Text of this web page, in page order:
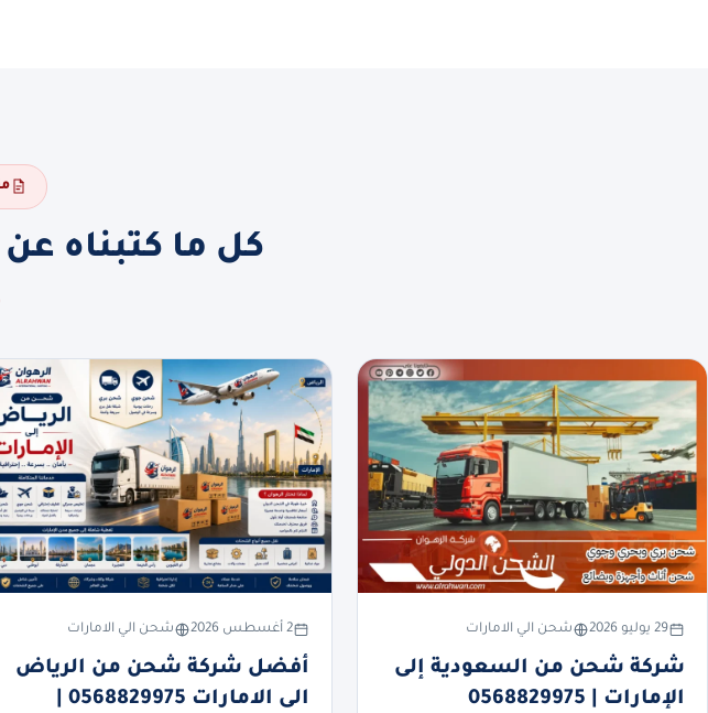
كل ما كتبناه
29 يوليو 2026 شحن الي الامارات
شركة شحن من السعودية إلى
الإمارات | 0568829975
2 أغسطس 2026 شحن الي الامارات
أفضل شركة شحن من الرياض